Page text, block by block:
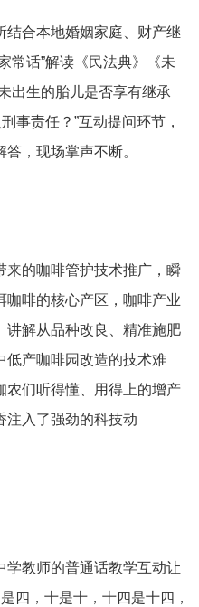
结合本地婚姻家庭、财产继
常话”解读《民法典》《未
出生的胎儿是否享有继承
事责任？”互动提问环节，
答，现场掌声不断。
来的咖啡管护技术推广，瞬
咖啡的核心产区，咖啡产业
讲解从品种改良、精准施肥
低产咖啡园改造的技术难
农们听得懂、用得上的增产
注入了强劲的科技动
学教师的普通话教学互动让
四，十是十，十四是十四，